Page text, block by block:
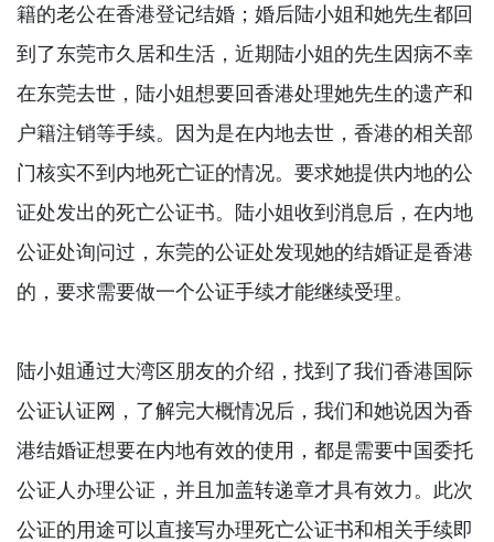
籍的老公在香港登记结婚；婚后陆小姐和她先生都回
到了东莞市久居和生活，近期陆小姐的先生因病不幸
在东莞去世，陆小姐想要回香港处理她先生的遗产和
户籍注销等手续。因为是在内地去世，香港的相关部
门核实不到内地死亡证的情况。要求她提供内地的公
证处发出的死亡公证书。陆小姐收到消息后，在内地
公证处询问过，东莞的公证处发现她的结婚证是香港
的，要求需要做一个公证手续才能继续受理。
陆小姐通过大湾区朋友的介绍，找到了我们香港国际
公证认证网，了解完大概情况后，我们和她说因为香
港结婚证想要在内地有效的使用，都是需要中国委托
公证人办理公证，并且加盖转递章才具有效力。此次
公证的用途可以直接写办理死亡公证书和相关手续即